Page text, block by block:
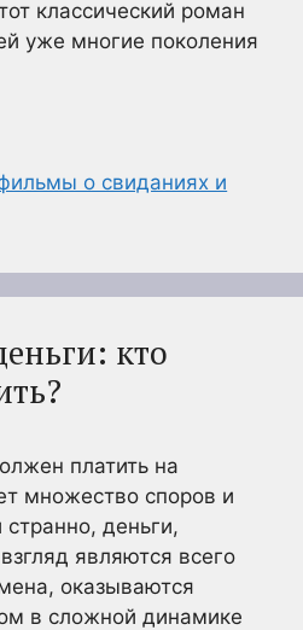
классический роман
уже многие поколения
о свиданиях и
кто
платить на
множество споров и
странно, деньги,
являются всего
оказываются
в сложной динамике